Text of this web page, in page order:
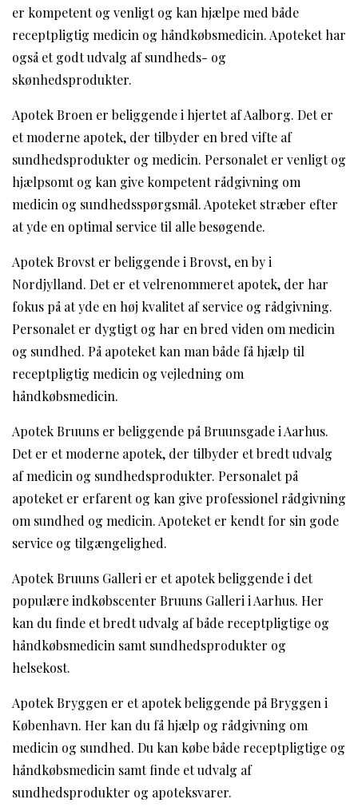
er kompetent og venligt og kan hjælpe med både
receptpligtig medicin og håndkøbsmedicin. Apoteket har
også et godt udvalg af sundheds- og
skønhedsprodukter.
Apotek Broen er beliggende i hjertet af Aalborg. Det er
et moderne apotek, der tilbyder en bred vifte af
sundhedsprodukter og medicin. Personalet er venligt og
hjælpsomt og kan give kompetent rådgivning om
medicin og sundhedsspørgsmål. Apoteket stræber efter
at yde en optimal service til alle besøgende.
Apotek Brovst er beliggende i Brovst, en by i
Nordjylland. Det er et velrenommeret apotek, der har
fokus på at yde en høj kvalitet af service og rådgivning.
Personalet er dygtigt og har en bred viden om medicin
og sundhed. På apoteket kan man både få hjælp til
receptpligtig medicin og vejledning om
håndkøbsmedicin.
Apotek Bruuns er beliggende på Bruunsgade i Aarhus.
Det er et moderne apotek, der tilbyder et bredt udvalg
af medicin og sundhedsprodukter. Personalet på
apoteket er erfarent og kan give professionel rådgivning
om sundhed og medicin. Apoteket er kendt for sin gode
service og tilgængelighed.
Apotek Bruuns Galleri er et apotek beliggende i det
populære indkøbscenter Bruuns Galleri i Aarhus. Her
kan du finde et bredt udvalg af både receptpligtige og
håndkøbsmedicin samt sundhedsprodukter og
helsekost.
Apotek Bryggen er et apotek beliggende på Bryggen i
København. Her kan du få hjælp og rådgivning om
medicin og sundhed. Du kan købe både receptpligtige og
håndkøbsmedicin samt finde et udvalg af
sundhedsprodukter og apoteksvarer.